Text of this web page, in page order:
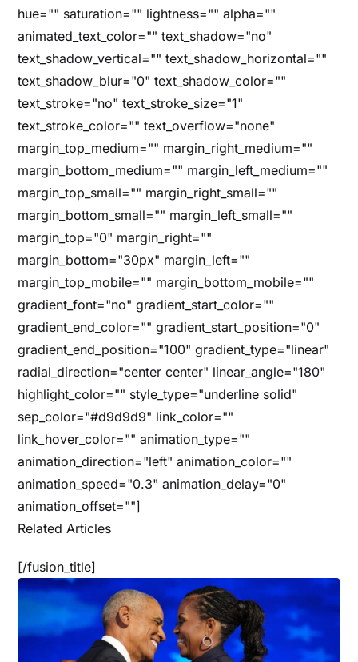
hue="" saturation="" lightness="" alpha=""
animated_text_color="" text_shadow="no"
text_shadow_vertical="" text_shadow_horizontal=""
text_shadow_blur="0" text_shadow_color=""
text_stroke="no" text_stroke_size="1"
text_stroke_color="" text_overflow="none"
margin_top_medium="" margin_right_medium=""
margin_bottom_medium="" margin_left_medium=""
margin_top_small="" margin_right_small=""
margin_bottom_small="" margin_left_small=""
margin_top="0" margin_right=""
margin_bottom="30px" margin_left=""
margin_top_mobile="" margin_bottom_mobile=""
gradient_font="no" gradient_start_color=""
gradient_end_color="" gradient_start_position="0"
gradient_end_position="100" gradient_type="linear"
radial_direction="center center" linear_angle="180"
highlight_color="" style_type="underline solid"
sep_color="#d9d9d9" link_color=""
link_hover_color="" animation_type=""
animation_direction="left" animation_color=""
animation_speed="0.3" animation_delay="0"
animation_offset=""]
Related Articles
[/fusion_title]